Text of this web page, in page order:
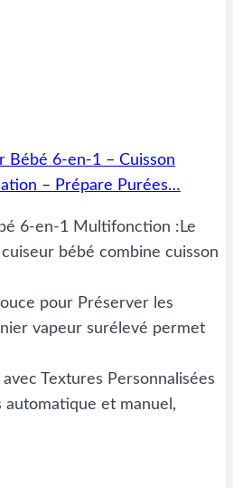
Bébé 6-en-1 – Cuisson
– Prépare Purées…
6-en-1 Multifonction :Le
bébé combine cuisson
pour Préserver les
vapeur surélevé permet
Textures Personnalisées
automatique et manuel,